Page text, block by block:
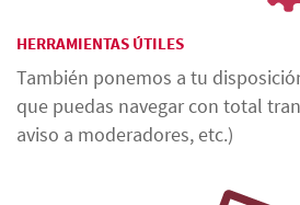
HERRAMIENTAS ÚTILES
También ponemos a tu
que puedas navegar con total
aviso a moderadores, etc.)